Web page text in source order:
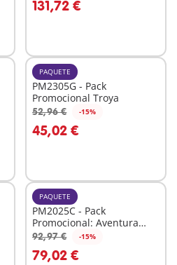
131,72 €
PAQUETE
PM2305G - Pack
Promocional Troya
52,96 € -15%
45,02 €
PAQUETE
PM2025C - Pack
Promocional: Aventura
pirata
92,97 € -15%
79,02 €
A la cesta